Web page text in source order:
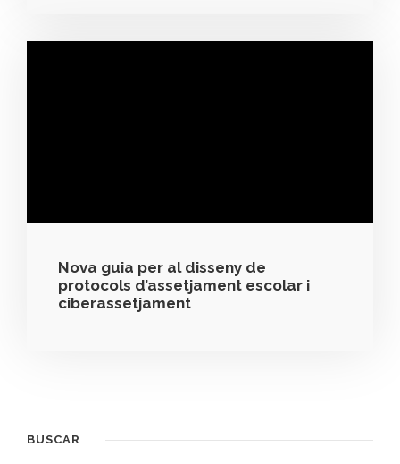
Nova guia per al disseny de
protocols d’assetjament escolar i
ciberassetjament
BUSCAR